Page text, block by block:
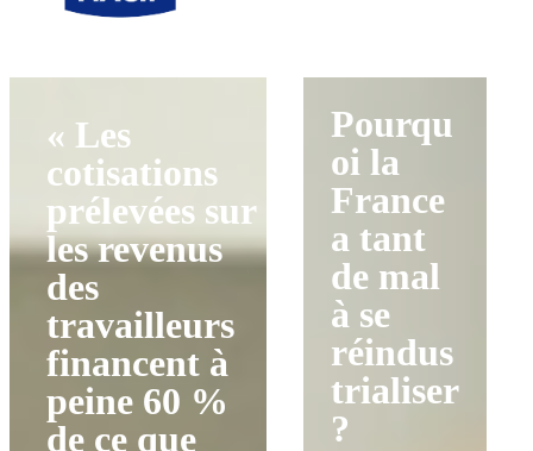
« Les
cotisations
prélevées sur
les revenus
des
travailleurs
financent à
peine 60 %
de ce que
Pourqu
oi la
France
a tant
de mal
à se
réindus
trialiser
?